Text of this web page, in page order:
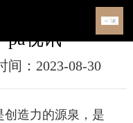
色的产品？灵
pa视讯
间：2023-08-30
造力的源泉，是